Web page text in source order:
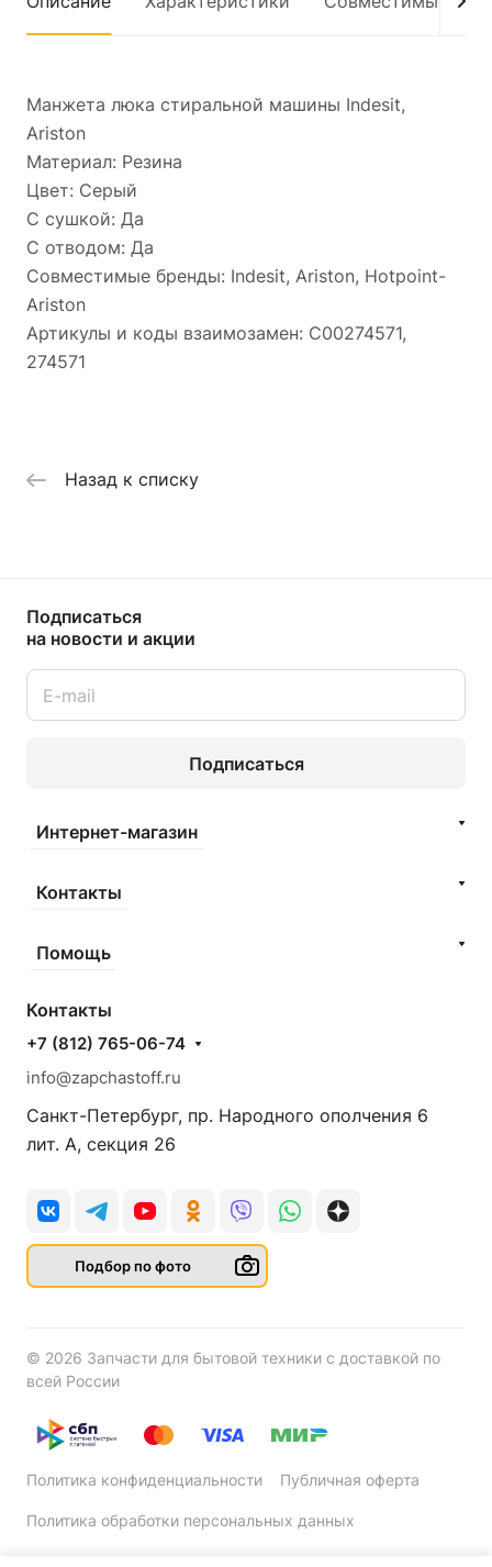
Манжета люка стиральной машины Indesit,
Ariston
Материал: Резина
Цвет: Серый
С сушкой: Да
С отводом: Да
Совместимые бренды: Indesit, Ariston, Hotpoint-
Ariston
Артикулы и коды взаимозамен: C00274571,
274571
Назад к списку
Подписаться
на новости и акции
Подписаться
Интернет-магазин
Контакты
Помощь
Контакты
+7 (812) 765-06-74
info@zapchastoff.ru
Санкт-Петербург, пр. Народного ополчения 6
лит. А, секция 26
Подбор по фото
© 2026 Запчасти для бытовой техники с доставкой по
всей России
Политика конфиденциальности Публичная оферта
Политика обработки персональных данных